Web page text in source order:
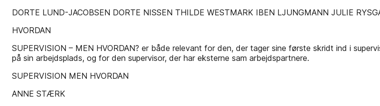
DORTE LUND-JACOBSEN DORTE NISSEN THILDE WESTMARK IBEN LJUNGMANN JULIE
HVORDAN
SUPERVISION – MEN HVORDAN? er både relevant for den, der tager sine første skridt ind i
på sin arbejdsplads, og for den supervisor, der har eksterne sam­ arbejdspartnere.
SUPERVISION MEN HVORDAN
ANNE STÆRK